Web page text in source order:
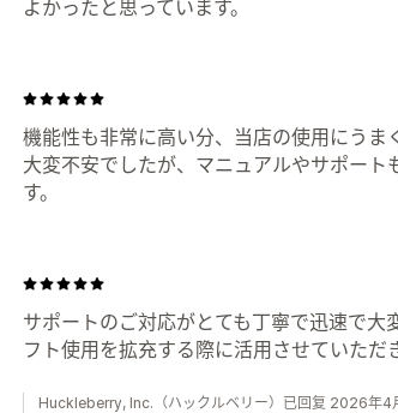
よかったと思っています。
機能性も非常に高い分、当店の使用にうま
大変不安でしたが、マニュアルやサポート
す。
サポートのご対応がとても丁寧で迅速で大
フト使用を拡充する際に活用させていただ
Huckleberry, Inc.（ハックルベリー）已回复 2026年4